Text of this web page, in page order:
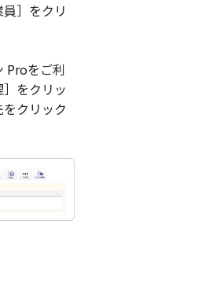
員］をクリ
Proをご利
をクリッ
クリック